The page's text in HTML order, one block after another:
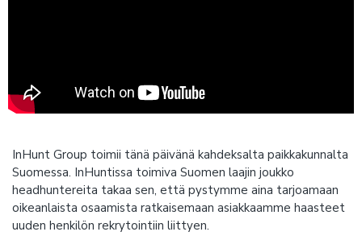
InHunt Group toimii tänä päivänä kahdeksalta paikkakunnalta
Suomessa. InHuntissa toimiva Suomen laajin joukko
headhuntereita takaa sen, että pystymme aina tarjoamaan
oikeanlaista osaamista ratkaisemaan asiakkaamme haasteet
uuden henkilön rekrytointiin liittyen.